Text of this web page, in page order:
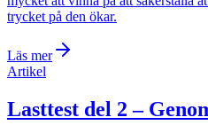
trycket på den ökar.
Läs mer
Artikel
Lasttest del 2 –